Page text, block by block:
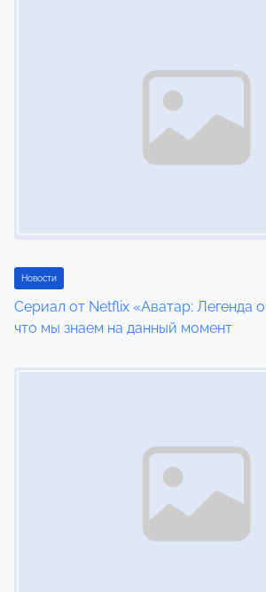
Новости
Сериал от Netflix «Аватар: Легенда
что мы знаем на данный момент